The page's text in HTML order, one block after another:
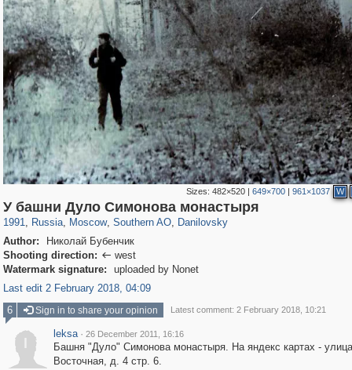
Sizes: 482×520| 649×700| 961×1037 W
У башни Дуло Симонова монастыря
1991, Russia
1,406,942 29,248
, Moscow
319,861 8,286
, Southern AO
21,648 390
, Danilovsky
5,921 116
Author:
Николай Бубенчик
Shooting direction:  west
Watermark signature:
uploaded by Nonet
Last edit 2 February 2018, 04:09
6
Sign in to share your opinion Latest comment: 2 February 2018, 10:21
leksa · 26 December 2011, 16:16
Башня "Дуло" Симонова монастыря. На яндекс картах - улица
Восточная, д. 4 стр. 6.